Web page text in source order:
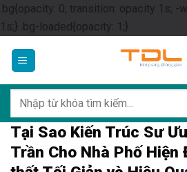
.bg{opacity: 0; transition: opacity 1s; -
1s;} .bg-loaded{opacity: 1;}Skip
content
kiếm:
Tại Sao Kiến Trúc Sư
Trần Cho Nhà Phố Hiện